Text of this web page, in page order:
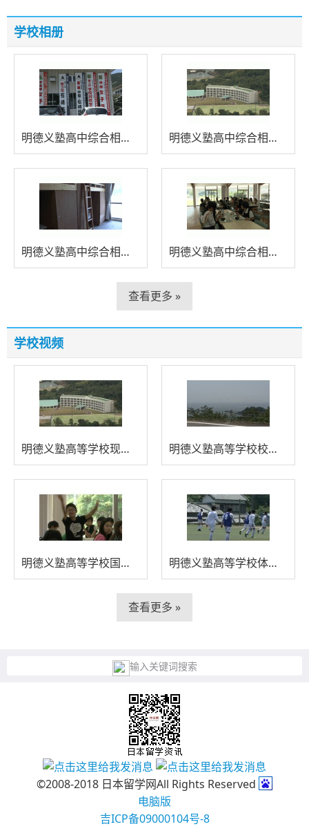
学校相册
明德义塾高中综合相册四 明德义塾高中综合相册三
明德义塾高中综合相册二 明德义塾高中综合相册一
查看更多 »
学校视频
明德义塾高等学校现场实录 明德义塾高等学校校区风光
明德义塾高等学校国际夏令营 明德义塾高等学校体育场
查看更多 »
输入关键词搜索
©2008-2018 日本留学网All Rights Reserved
电脑版
吉ICP备09000104号-8